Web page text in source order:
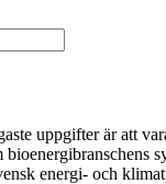
uppgifter är att
energi- och